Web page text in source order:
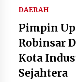
DAERAH
Pimpin
Robinsar
Kota
Sejahtera